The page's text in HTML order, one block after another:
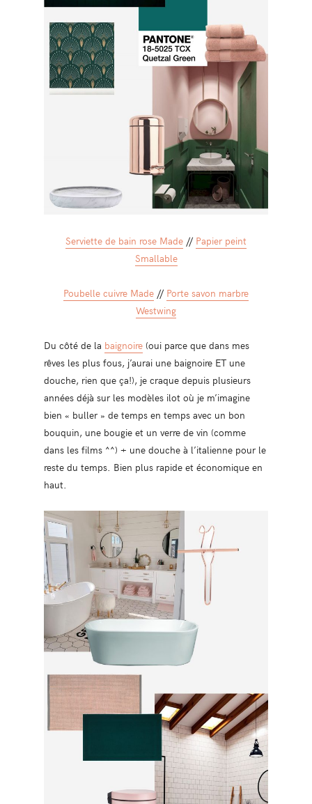
Serviette de bain rose Made // Papier peint
Smallable
Poubelle cuivre Made // Porte savon marbre
Westwing
Du côté de la baignoire(oui parce que dans mes
rêves les plus fous, j’aurai une baignoire ET une
douche, rien que ça!), je craque depuis plusieurs
années déjà sur les modèles ilot où je m’imagine
bien « buller » de temps en temps avec un bon
bouquin, une bougie et un verre de vin (comme
dans les films ^^) + une douche à l’italienne pour le
reste du temps. Bien plus rapide et économique en
haut.